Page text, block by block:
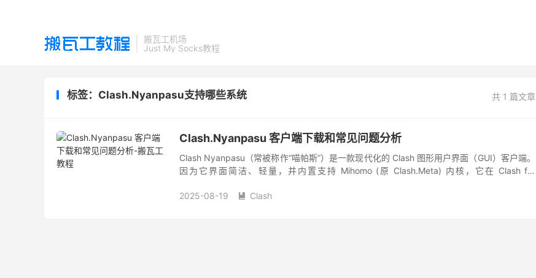
搬瓦工机场
Just My Socks教程
共 1 篇文章
标签：Clash.Nyanpasu支持哪些系统
Clash.Nyanpasu 客户端下载和常见问题分析
Clash Nyanpasu（常被称作“喵帕斯”）是一款现代化的 Clash 图形用户界面（GUI）客户端。
因为它界面简洁、轻量，并内置支持 Mihomo (原 Clash.Meta) 内核，它在 Clash for
2025-08-19
 Clash